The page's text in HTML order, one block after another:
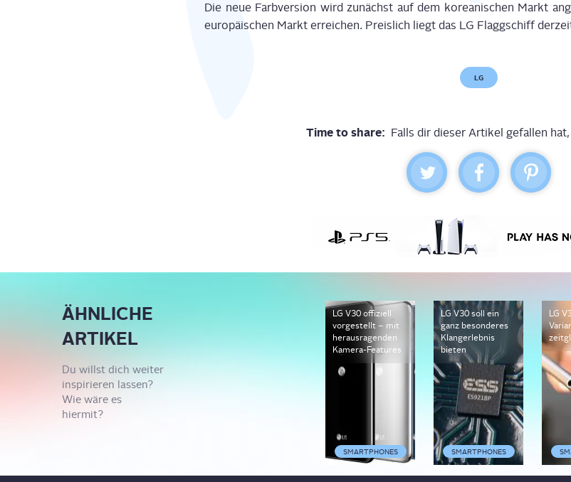
Die neue Farb­ver­si­on wird zunächst auf dem korea­ni­schen Markt
euro­päi­schen Markt errei­chen. Preis­lich liegt das LG Flagg­schiff
LG
Time to share: Falls dir dieser Artikel gefallen
ÄHNLICHE
ARTIKEL
Du willst dich weiter
inspirieren lassen?
Wie wäre es
hiermit?
SMARTPHONES
LG V30 offiziell
vorgestellt – mit
herausragenden
Kamera-Features
SMARTPHONES
LG V30 soll ein
ganz besonderes
Klangerlebnis
bieten
LG